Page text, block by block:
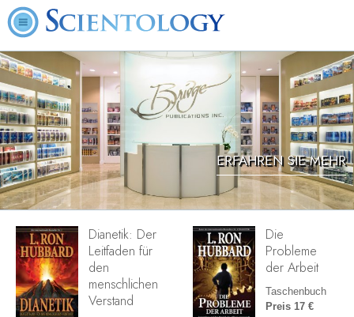
ERFAHREN SIE MEHR
Dianetik: Der
Leitfaden für
den
menschlichen
Verstand
Die
Probleme
der Arbeit
Taschenbuch
Preis 17 €